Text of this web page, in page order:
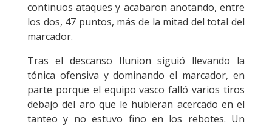
continuos ataques y acabaron anotando, entre
los dos, 47 puntos, más de la mitad del total del
marcador.
Tras el descanso Ilunion siguió llevando la
tónica ofensiva y dominando el marcador, en
parte porque el equipo vasco falló varios tiros
debajo del aro que le hubieran acercado en el
tanteo y no estuvo fino en los rebotes. Un